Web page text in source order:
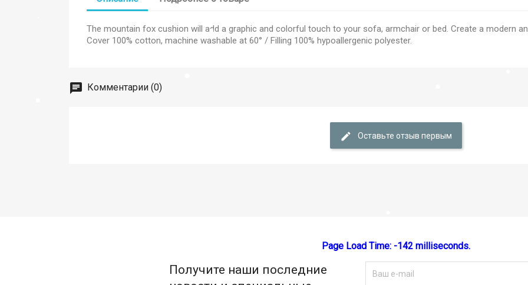
The mountain fox cushion will add a graphic and colorful touch to your sofa, armchair or bed. Create a modern
Cover 100% cotton, machine washable at 60° / Filling 100% hypoallergenic polyester.
Комментарии (0)
Оставьте отзыв первым
Page Load Time: -142 milliseconds.
Получите наши последние
Отмена